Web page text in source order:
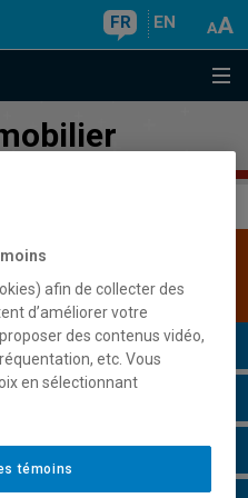
FR EN
de ce programme est
pour la consulter.
afin de collecter des
d’améliorer votre
des contenus vidéo,
etc. Vous
en sélectionnant
témoins